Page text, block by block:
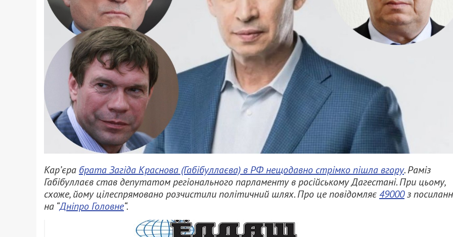
Кар’єра брата Загіда Краснова (Габібуллаєва) в РФ нещодавно стрімко пішла вгору. Раміз
Габібуллаєв став депутатом регіонального парламенту в російському Дагестані. При цьому,
схоже, йому цілеспрямовано розчистили політичний шлях. Про це повідомляє49000з
на “Дніпро Головне“.